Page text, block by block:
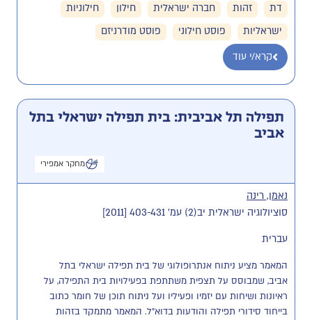
דת זהות חברה ישראלית חילון
חילוניות
ישראליות
פוסט חילוני
פוסט מודרניזם
קרא/י עוד
תפילה תל אביבית: בית תפילה ישראלי בתל
אביב
מחקר אמפירי
נאמן, רינה
סוציולוגיה ישראלית יב(2) עמ' 403-431 [2011]
עברית
המאמר מציע ניתוח אנתרופולוגי של בית תפילה ישראלי בתל
אביב, שמבוסס על תצפית משתתפת בפעילויות בית התפילה, על
ראיונות ושיחות עם יזמיו ופעיליו ועל ניתוח תוכן של חומר כתוב
בייחוד סידורי תפילה והודעות בדוא"ל. המאמר מתמקד בזהות